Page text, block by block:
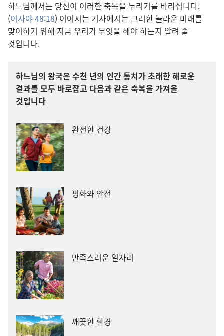
하느님께서는 당신이 이러한 축복을 누리기를 바라십니다.
(이사야 48:18) 이어지는 기사에서는 그러한 놀라운 미래를
맞이하기 위해 지금 우리가 무엇을 해야 하는지 알려 줄
것입니다.
하느님의 왕국은 수천 년의 인간 통치가 초래한 해로운
결과를 모두 바로잡고 다음과 같은 축복을 가져올
것입니다
완전한 건강
평화와 안전
만족스러운 일자리
깨끗한 환경